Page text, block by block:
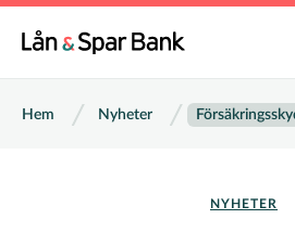
Hoppa
Länkstig
Hem Nyheter
NYHETER